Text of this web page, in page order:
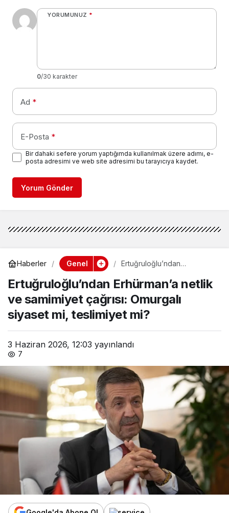
YORUMUNUZ *
0/30 karakter
Ad *
E-Posta *
Bir dahaki sefere yorum yaptığımda kullanılmak üzere adımı, e-
posta adresimi ve web site adresimi bu tarayıcıya kaydet.
Yorum Gönder
Haberler Genel
Ertuğruloğlu’ndan
samimiyet çağrısı: Omurgalı
siyaset mi, teslimiyet mi?
Ertuğruloğlu’ndan Erhürman’a netlik
ve samimiyet çağrısı: Omurgalı
siyaset mi, teslimiyet mi?
3 Haziran 2026, 12:03 yayınlandı
7